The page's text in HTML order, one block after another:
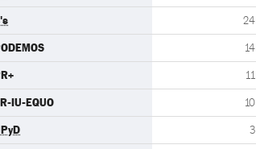
24
14
11
IU-EQUO 10
3